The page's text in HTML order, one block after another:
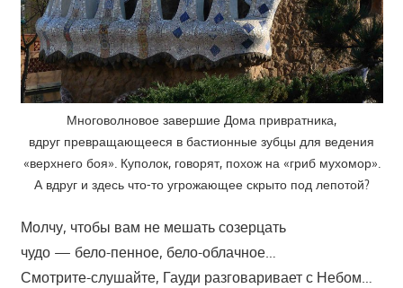
Многоволновое завершие Дома привратника,
вдруг превращающееся в бастионные зубцы для ведения
«верхнего боя». Куполок, говорят, похож на «гриб мухомор».
А вдруг и здесь что-то угрожающее скрыто под лепотой?
Молчу, чтобы вам не мешать созерцать
чудо — бело-пенное, бело-облачное…
Смотрите-слушайте, Гауди разговаривает с Небом…